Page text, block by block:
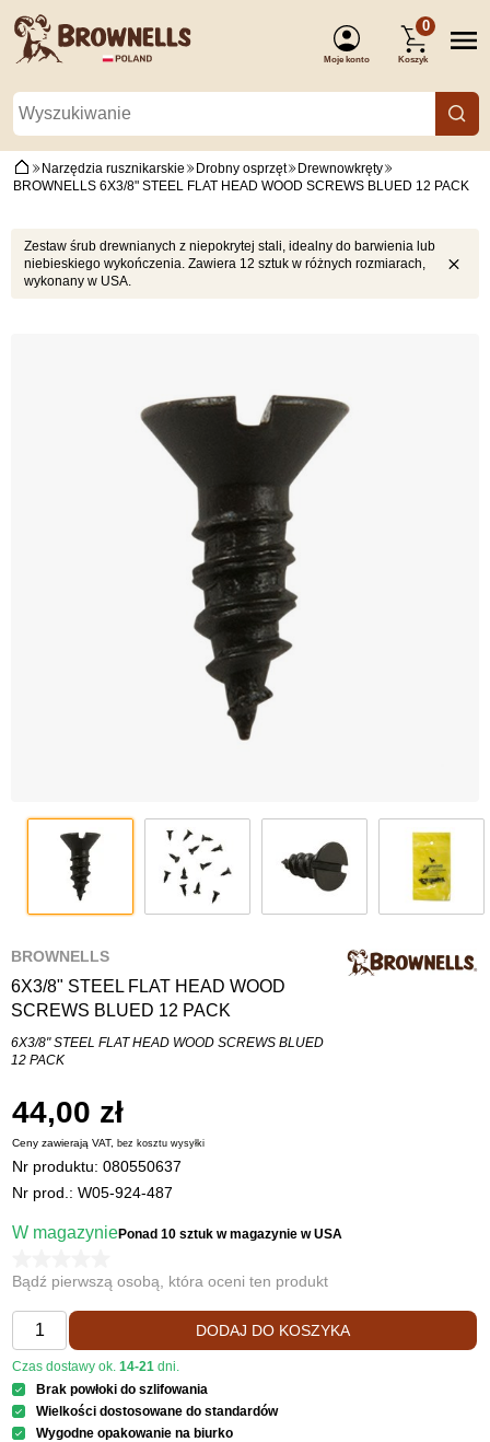
Moje konto
0
Koszyk
Narzędzia rusznikarskie Drobny osprzęt
Drewnowkręty
BROWNELLS 6X3/8" STEEL FLAT HEAD WOOD SCREWS BLUED 12 PACK
Zestaw śrub drewnianych z niepokrytej stali, idealny do barwienia lub
niebieskiego wykończenia. Zawiera 12 sztuk w różnych rozmiarach,
wykonany w USA.
BROWNELLS
6X3/8" STEEL FLAT HEAD WOOD
SCREWS BLUED 12 PACK
6X3/8" STEEL FLAT HEAD WOOD SCREWS BLUED
12 PACK
44,00 zł
Ceny zawierają VAT,bez kosztuwysyłki
Nr produktu:080550637
Nr prod.: W05-924-487
W magazyniePonad 10 sztukw magazynie w USA
Bądź pierwszą osobą, która oceni ten produkt
DODAJ DO KOSZYKA
Czas dostawy ok.14-21 dni.
Brak powłoki do szlifowania
Wielkości dostosowane do standardów
Wygodne opakowanie na biurko